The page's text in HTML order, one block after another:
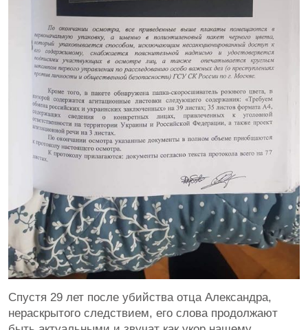
Спустя 29 лет после убийства отца Александра,
нераскрытого следствием, его слова продолжают